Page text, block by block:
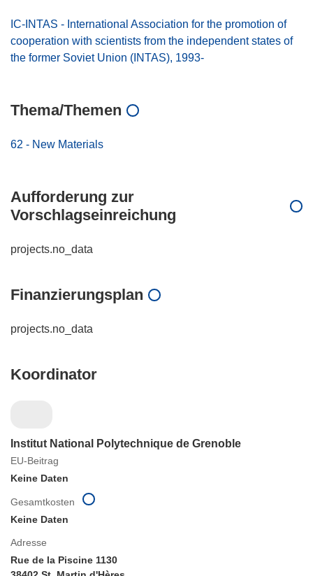
IC-INTAS - International Association for the promotion of
cooperation with scientists from the independent states of
the former Soviet Union (INTAS), 1993-
Thema/Themen
62 - New Materials
Aufforderung zur
Vorschlagseinreichung
projects.no_data
Finanzierungsplan
projects.no_data
Koordinator
Institut National Polytechnique de Grenoble
EU-Beitrag
Keine Daten
Adresse
Rue de la Piscine 1130
Gesamtkosten
Keine Daten